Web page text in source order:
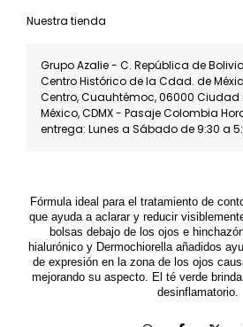
Nuestra tienda
Grupo Azalie - C. República de
Centro Histórico de la Cdad. de
Centro, Cuauhtémoc, 06000 Ciudad
México, CDMX - Pasaje Colombia
entrega: Lunes a Sábado de 9:30 a
Fórmula ideal para el tratamiento de
que ayuda a aclarar y reducir
bolsas debajo de los ojos e
hialurónico y Dermochiorella añadidos
de expresión en la zona de los ojos
mejorando su aspecto. El té verde
desinflamatorio.